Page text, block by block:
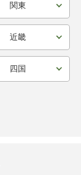
関東
近畿
四国